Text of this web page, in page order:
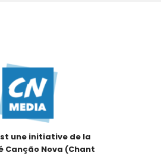
une initiative de la
Canção Nova (Chant